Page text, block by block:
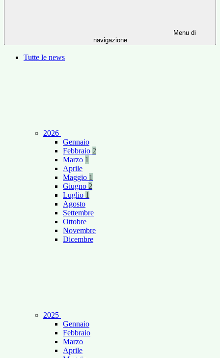
Menu di
navigazione
Tutte le news
2026
Gennaio
Febbraio 2
Marzo 1
Aprile
Maggio 1
Giugno 2
Luglio 1
Agosto
Settembre
Ottobre
Novembre
Dicembre
2025
Gennaio
Febbraio
Marzo
Aprile